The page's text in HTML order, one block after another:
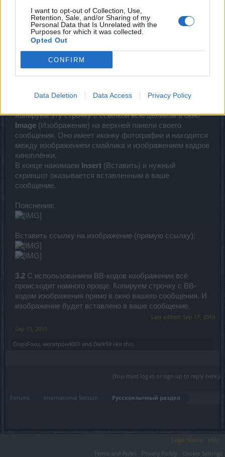
I want to opt-out of Collection, Use,
Retention, Sale, and/or Sharing of my
Personal Data that Is Unrelated with the
Purposes for which it was collected.
Opted Out
CONFIRM
Data Deletion Data Access Privacy Policy
Проще всего использовать либо прямую ссылку,
либо BB-коды изображения.
«Ссылка», или «Прямая ссылка». Название этой
фотохостинга, но строчка всегда содержит ссылку для
Копируем эту строчку с ссылкой всю целиком в окно
Image (Изображение) на верхней панели своего
сообщения. Оно имеет иконку фотографии и находится
между изображением смайлика и изображением кадров
киноплёнки.
В конце нажимаем
Insert (Вставить) и нужный
скриншот оказывается вставленным в ваше
сообщение.
Пояснения:
Вставить ссылку на изображение (прямую ссылку):
3.2 С использованием BB-кодов изображения всё
происходит намного проще. Копируем строчку с BB-
кодом изображения прямо в окно вашего сообщения. И
изображение будет вставлено в ваше сообщение.
Last edited: Sep 17, 2019
Sep 13, 2019
OopsFoos, мегатрон4001 and Dark59 like this.
(You must log in or sign up to reply here.)
Forums International Section Русскоязычный раздел
Legal Notice
Help
Terms and Rules
Privacy Policy
Cookie Settings